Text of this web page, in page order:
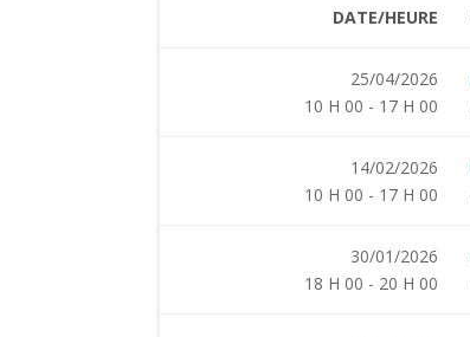
DATE/HEURE
25/04/2026
10 H 00 - 17 H 00
14/02/2026
10 H 00 - 17 H 00
30/01/2026
18 H 00 - 20 H 00